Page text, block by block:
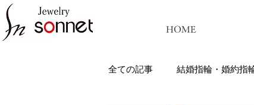
HOME
全ての記事 結婚指輪・婚約指